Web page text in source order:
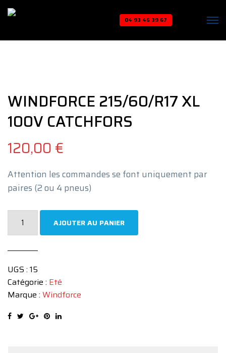
04 93 46 39 67
WINDFORCE 215/60/R17 XL
100V CATCHFORS
120,00 €
Attention les commandes se font uniquement par
paires (2 ou 4 pneus)
quantité
XL
100V
CATCHFORS
AJOUTER AU PANIER
UGS : 15
Catégorie : Eté
Marque : Windforce